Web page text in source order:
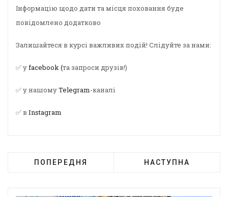
Інформацію щодо дати та місця поховання буде
повідомлено додатково
Залишайтеся в курсі важливих подій! Слідуйте за нами:
✅ уfacebook (та запроси друзів!)
✅ у нашомуTelegram-каналі
✅ в Instagram
ПОПЕРЕДНЯ НАСТУПНА